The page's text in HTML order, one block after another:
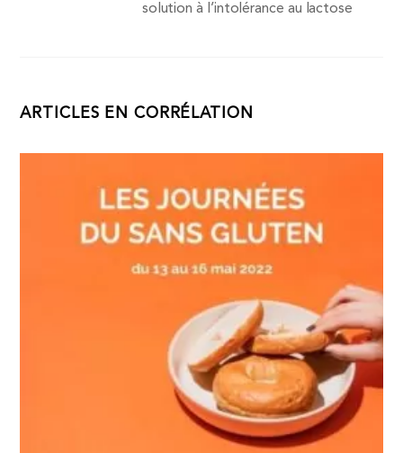
solution à l’intolérance au lactose
ARTICLES EN CORRÉLATION